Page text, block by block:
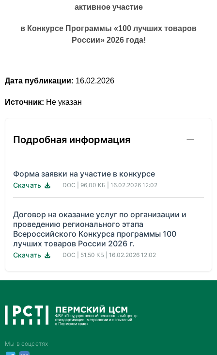
активное участие
в Конкурсе Программы «100 лучших товаров
России» 2026 года!
Дата публикации: 16.02.2026
Источник: Не указан
Подробная информация
Форма заявки на участие в конкурсе
Скачать DOC | 96,00 КБ | 16.02.2026 12:02
Договор на оказание услуг по организации и
проведению регионального этапа
Всероссийского Конкурса программы 100
лучших товаров России 2026 г.
Скачать DOC | 51,50 КБ | 16.02.2026 12:02
Мы в соцсетях